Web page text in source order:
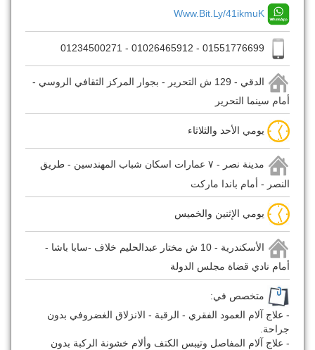
Www.bit.ly/41ikmuK
الدقي - 129 ش التحرير - بجوار المركز الثقافي الروسي -
أمام سينما التحرير
يومي الأحد والثلاثاء
مدينة نصر - ٧ عمارات اسكان شباب المهندسين - طريق
النصر - أمام باندا ماركت
يومي الإثنين والخميس
الأسكندرية - 10 ش مختار عبدالحليم خلاف -سابا باشا -
أمام نادي قضاة مجلس الدولة
متخصص في:
- علاج آلام العمود الفقري - الرقبة - الانزلاق الغضروفي بدون
جراحة.
- علاج آلام المفاصل وتيبس الكتف وألام خشونة الركبة بدون